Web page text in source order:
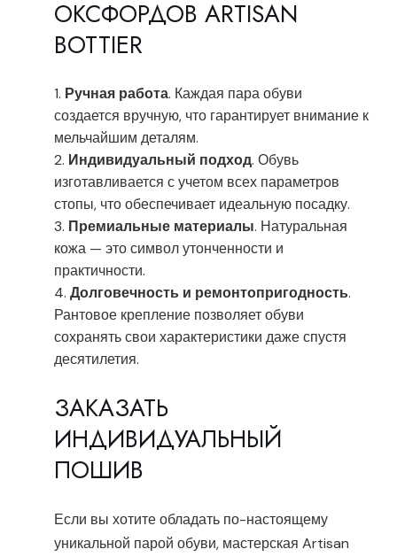
ОКСФОРДОВ ARTISAN
BOTTIER
Ручная работа. Каждая пара обуви
создается вручную, что гарантирует внимание к
мельчайшим деталям.
Индивидуальный подход. Обувь
изготавливается с учетом всех параметров
стопы, что обеспечивает идеальную посадку.
Премиальные материалы. Натуральная
кожа — это символ утонченности и
практичности.
Долговечность и ремонтопригодность.
Рантовое крепление позволяет обуви
сохранять свои характеристики даже спустя
десятилетия.
ЗАКАЗАТЬ
ИНДИВИДУАЛЬНЫЙ
ПОШИВ
Если вы хотите обладать по-настоящему
уникальной парой обуви, мастерская Artisan